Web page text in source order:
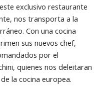
exclusivo restaurante
nos transporta a la
Con una cocina
sus nuevos chef,
por el
quienes nos deleitaran
la cocina europea.